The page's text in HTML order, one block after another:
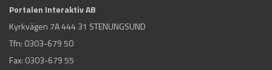
Portalen Interaktiv AB
Kyrkvägen 7A 444 31 STENUNGSUND
Tfn: 0303-679 50
Fax: 0303-679 55